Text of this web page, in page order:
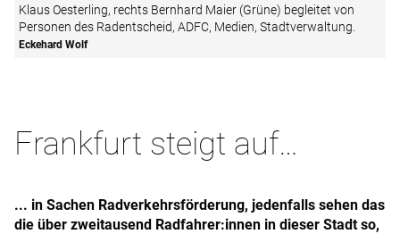
Klaus Oesterling, rechts Bernhard Maier (Grüne) begleitet von
Personen des Radentscheid, ADFC, Medien, Stadtverwaltung.
Eckehard Wolf
Frankfurt steigt auf…
... in Sachen Radverkehrsförderung, jedenfalls sehen das
die über zweitausend Radfahrer:innen in dieser Stadt so,